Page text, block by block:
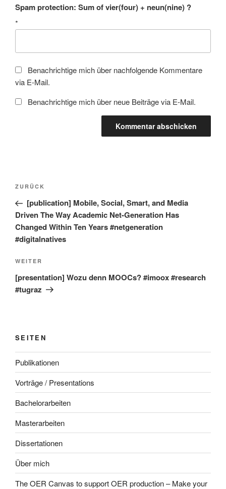
Spam protection: Sum of vier(four) + neun(nine) ?
*
Benachrichtige mich über nachfolgende Kommentare
via E-Mail.
Benachrichtige mich über neue Beiträge via E-Mail.
Beitragsnavigation
Vorheriger
Beitrag
ZURÜCK
[publication] Mobile, Social, Smart, and Media
Driven The Way Academic Net-Generation Has
Changed Within Ten Years #netgeneration
#digitalnatives
Nächster
Beitrag
WEITER
[presentation] Wozu denn MOOCs? #imoox #research
#tugraz
SEITEN
Publikationen
Vorträge / Presentations
Bachelorarbeiten
Masterarbeiten
Dissertationen
Über mich
The OER Canvas to support OER production – Make your